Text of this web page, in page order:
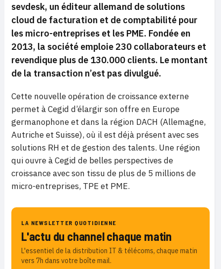
sevdesk, un éditeur allemand de solutions
cloud de facturation et de comptabilité pour
les micro-entreprises et les PME. Fondée en
2013, la société emploie 230 collaborateurs et
revendique plus de 130.000 clients. Le montant
de la transaction n’est pas divulgué.
Cette nouvelle opération de croissance externe
permet à Cegid d’élargir son offre en Europe
germanophone et dans la région DACH (Allemagne,
Autriche et Suisse), où il est déjà présent avec ses
solutions RH et de gestion des talents. Une région
qui ouvre à Cegid de belles perspectives de
croissance avec son tissu de plus de 5 millions de
micro-entreprises, TPE et PME.
LA NEWSLETTER QUOTIDIENNE
L'actu du channel chaque matin
L'essentiel de la distribution IT & télécoms, chaque matin
vers 7h dans votre boîte mail.